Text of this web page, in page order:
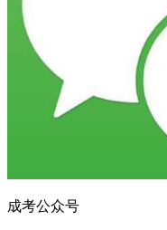
成考公众号